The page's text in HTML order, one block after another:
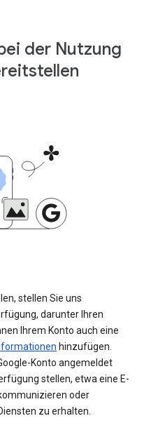
der Nutzung
stellen Sie uns
darunter Ihren
Ihrem Konto auch eine
hinzufügen.
Konto angemeldet
stellen, etwa eine E-
oder
zu erhalten.